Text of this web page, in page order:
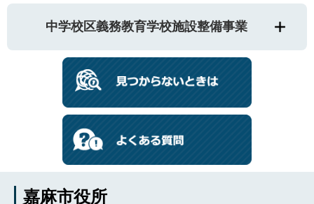
中学校区義務教育学校施設整備事業
嘉麻市役所